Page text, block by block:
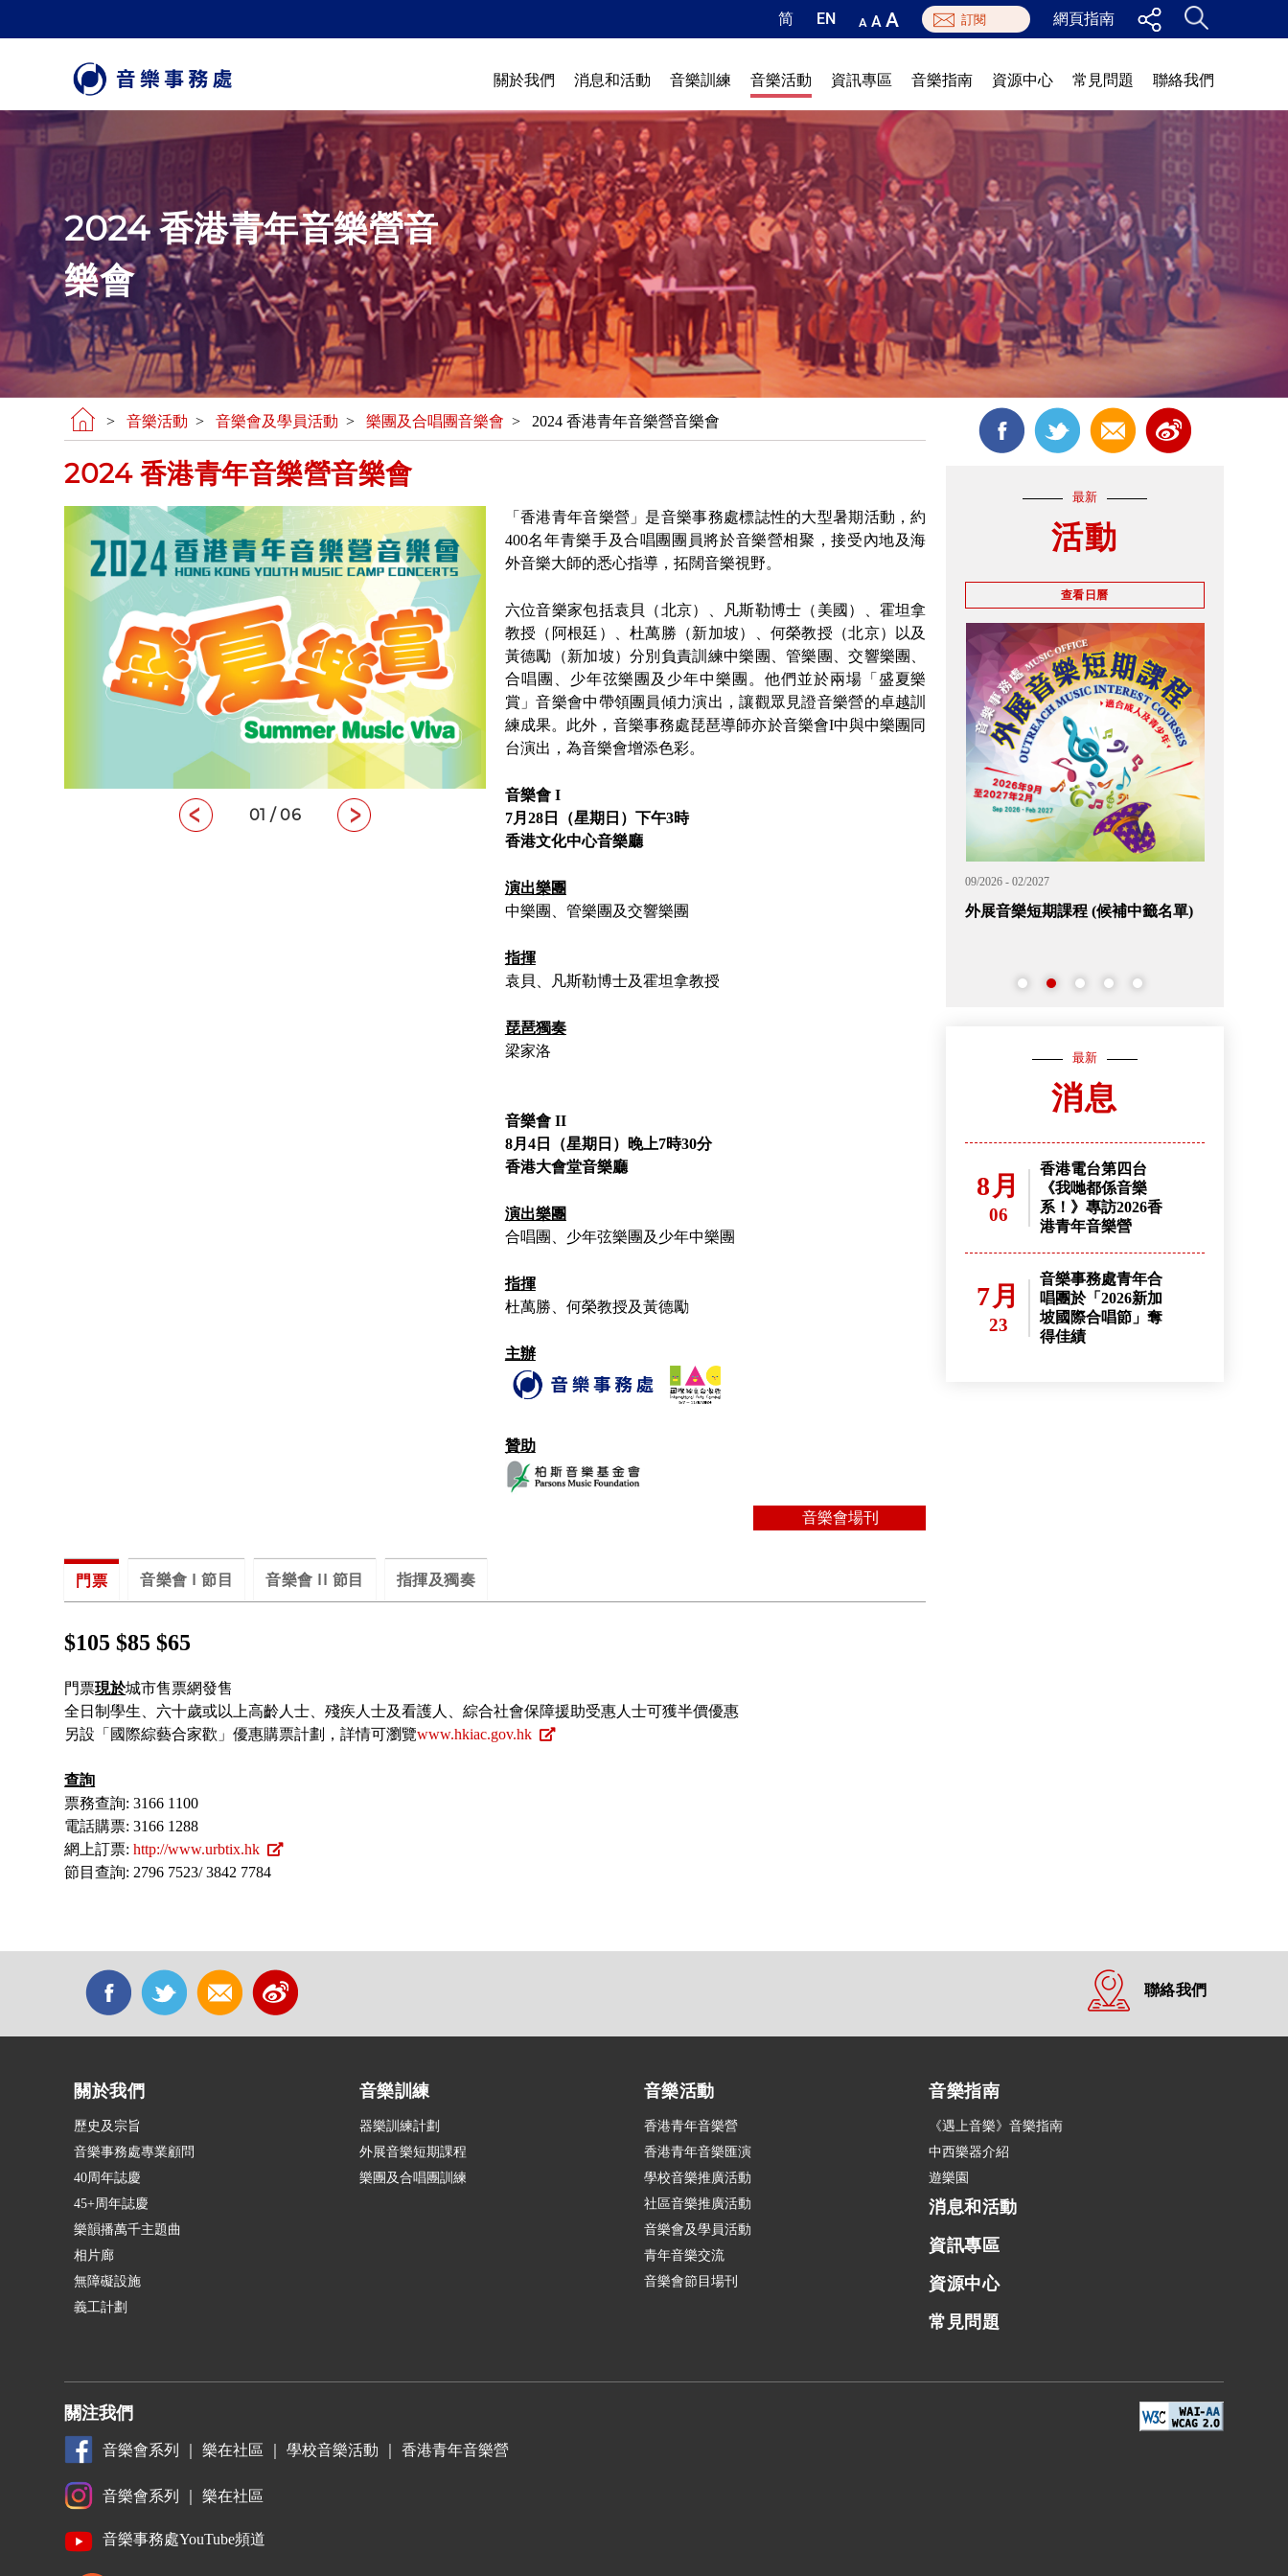
简 EN A A A 網頁指南
關於我們 消息和活動 音樂訓練 音樂活動 資訊專區 音樂指南 資源中心 常見問題 聯絡我們
2024 香港青年音樂營音
樂會
>音樂活動 >音樂會及學員活動 >樂團及合唱團音樂會 > 2024 香港青年音樂營音樂會
2024 香港青年音樂營音樂會
01 / 06
「香港青年音樂營」是音樂事務處標誌性的大型暑期活動，約
400名年青樂手及合唱團團員將於音樂營相聚，接受內地及海
外音樂大師的悉心指導，拓闊音樂視野。
六位音樂家包括袁貝（北京）、凡斯勒博士（美國）、霍坦拿
教授（阿根廷）、杜萬勝（新加坡）、何榮教授（北京）以及
黃德勵（新加坡）分別負責訓練中樂團、管樂團、交響樂團、
合唱團、少年弦樂團及少年中樂團。他們並於兩場「盛夏樂
賞」音樂會中帶領團員傾力演出，讓觀眾見證音樂營的卓越訓
練成果。此外，音樂事務處琵琶導師亦於音樂會I中與中樂團同
台演出，為音樂會增添色彩。
音樂會 I
7月28日（星期日）下午3時
香港文化中心音樂廳
演出樂團
中樂團、管樂團及交響樂團
指揮
袁貝、凡斯勒博士及霍坦拿教授
琵琶獨奏
梁家洛
音樂會 II
8月4日（星期日）晚上7時30分
香港大會堂音樂廳
演出樂團
合唱團、少年弦樂團及少年中樂團
指揮
杜萬勝、何榮教授及黃德勵
主辦
贊助
音樂會場刊
門票 音樂會 I 節目 音樂會 II 節目 指揮及獨奏
$105 $85 $65
門票現於城市售票網發售
全日制學生、六十歲或以上高齡人士、殘疾人士及看護人、綜合社會保障援助受惠人士可獲半價優惠
另設「國際綜藝合家歡」優惠購票計劃，詳情可瀏覽www.hkiac.gov.hk
查詢
票務查詢: 3166 1100
電話購票: 3166 1288
網上訂票: http://www.urbtix.hk
節目查詢: 2796 7523/ 3842 7784
最新
活動
查看日曆
05/2026 - 07/2027
2026-27音樂創演 MO x e-樂團 (6月
09/2026 - 02/2027
外展音樂短期課程 (候補中籤名單)
最新
消息
8月
06
香港電台第四台
《我哋都係音樂
系！》專訪2026香
港青年音樂營
7月
23
音樂事務處青年合
唱團於「2026新加
坡國際合唱節」奪
得佳績
聯絡我們
關於我們
歷史及宗旨
音樂事務處專業顧問
40周年誌慶
45+周年誌慶
樂韻播萬千主題曲
相片廊
無障礙設施
義工計劃
音樂訓練
器樂訓練計劃
外展音樂短期課程
樂團及合唱團訓練
音樂活動
香港青年音樂營
香港青年音樂匯演
學校音樂推廣活動
社區音樂推廣活動
音樂會及學員活動
青年音樂交流
音樂會節目場刊
音樂指南
《遇上音樂》音樂指南
中西樂器介紹
遊樂園
消息和活動
資訊專區
資源中心
常見問題
關注我們
音樂會系列 ｜樂在社區 ｜學校音樂活動 ｜香港青年音樂營
音樂會系列 ｜樂在社區
音樂事務處YouTube頻道